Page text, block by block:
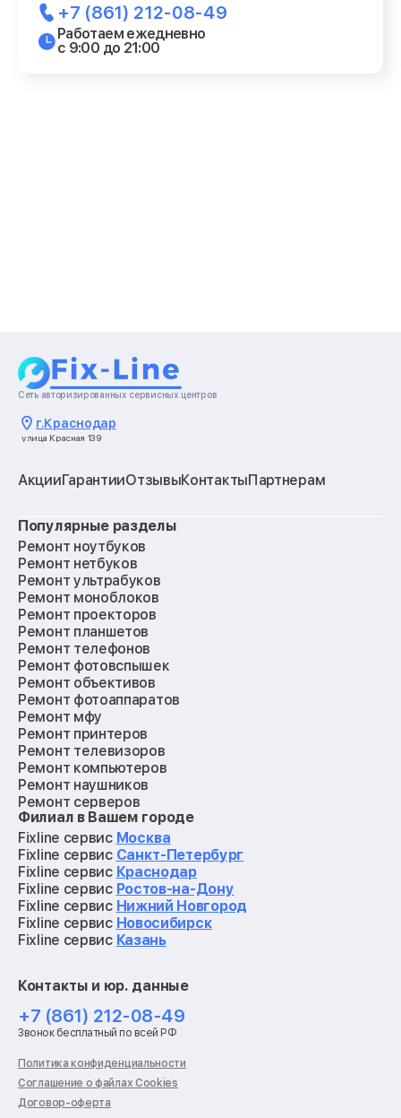
+7 (861) 212-08-49
Работаем ежедневно
с 9:00 до 21:00
Сеть авторизированных сервисных центров
г.Краснодар
улица Красная 139
АкцииГарантииОтзывыКонтактыПартнерам
Популярные разделы
Ремонт ноутбуков
Ремонт нетбуков
Ремонт ультрабуков
Ремонт моноблоков
Ремонт проекторов
Ремонт планшетов
Ремонт телефонов
Ремонт фотовспышек
Ремонт объективов
Ремонт фотоаппаратов
Ремонт мфу
Ремонт принтеров
Ремонт телевизоров
Ремонт компьютеров
Ремонт наушников
Ремонт серверов
Ремонт мониторов
Ремонт квадрокоптеров
Ремонт электросамокатов
Ремонт материнских плат
Ремонт видеокарт
Ремонт кофемашин
Ремонт vr систем
Ремонт игровых приставок
Ремонт роботов-пылесосов
Ремонт холодильников
Ремонт стиральных машин
Ремонт пылесосов
Ремонт варочных панелей
Ремонт духовых шкафов
Ремонт кондиционеров
Ремонт кухонных комбайнов
Филиал в Вашем городе
Fixline сервис Москва
Fixline сервис Санкт-Петербург
Fixline сервис Краснодар
Fixline сервис Ростов-на-Дону
Fixline сервис Нижний Новгород
Fixline сервис Новосибирск
Fixline сервис Казань
Контакты и юр. данные
+7 (861) 212-08-49
Звонок бесплатный по всей РФ
Политика конфиденциальности
Соглашение о файлах Cookies
Договор-оферта